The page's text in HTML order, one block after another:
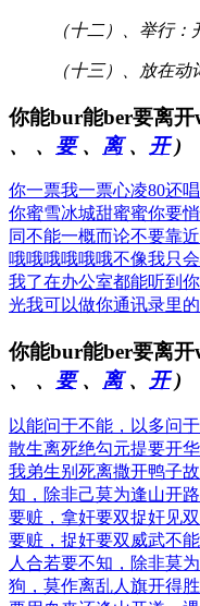
（十二）、举行：
（十三）、放在动
你能bur能ber要离开
、
、 要、 离、 开)
你一票我一票心凌80还
你蜜雪冰城甜蜜蜜你要
同不能一概而论不要靠
哦哦哦哦哦哦不像我只
我了在办公室都能听到
光我可以做你通讯录里
你能bur能ber要离开
、
、 要、 离、 开)
以能问于不能，以多问
散生离死绝勾元提要开
我弟生别死离撒开鸭子
知，除非己莫为逢山开
要赃，拿奸要双捉奸见
要赃，捉奸要双 威武不
人合若要不知，除非莫为
狗，莫作离乱人 旗开得